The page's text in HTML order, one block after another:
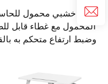
مكتب خشبي محمول
المحمول مع غطاء قابل
وضبط ارتفاع متحكم به